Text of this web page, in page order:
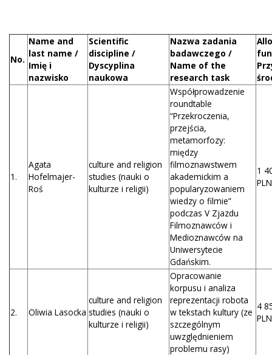
No.
Name and
last name /
Imię i
nazwisko
Scientific
discipline /
Dyscyplina
naukowa
Nazwa zadania
badawczego /
Name of the
research task
1.
Agata
Hofelmajer-
Roś
culture and religion
studies (nauki o
kulturze i religii)
Współprowadzenie
roundtable
“Przekroczenia,
przejścia,
metamorfozy:
między
filmoznawstwem
akademickim a
popularyzowaniem
wiedzy o filmie”
podczas V Zjazdu
Filmoznawców i
Medioznawców na
Uniwersytecie
Gdańskim.
1
PLN
2. Oliwia Lasocka
culture and religion
studies (nauki o
kulturze i religii)
Opracowanie
korpusu i analiza
reprezentacji robota
w tekstach kultury (ze
szczególnym
uwzględnieniem
problemu rasy)
4
PLN